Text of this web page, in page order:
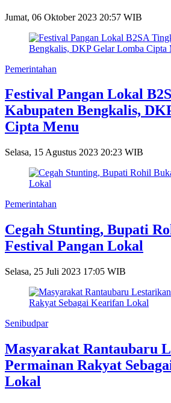
Jumat, 06 Oktober 2023 20:57 WIB
Pemerintahan
Festival Pangan Lokal
Kabupaten Bengkalis,
Cipta Menu
Selasa, 15 Agustus 2023 20:23 WIB
Pemerintahan
Cegah Stunting, Bupati
Festival Pangan Lokal
Selasa, 25 Juli 2023 17:05 WIB
Senibudpar
Masyarakat Rantaubaru
Permainan Rakyat
Lokal